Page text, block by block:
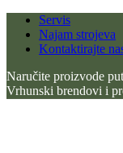
Servis
Najam strojeva
Kontaktirajte
Naručite proizvode
Vrhunski brendovi i